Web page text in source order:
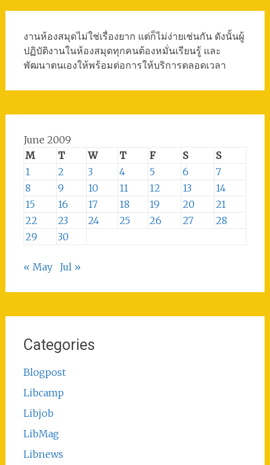
งานห้องสมุดไม่ใช่เรื่องยาก แต่ก็ไม่ง่ายเช่นกัน ดังนั้นผู้
ปฏิบัติงานในห้องสมุดทุกคนต้องหมั่นเรียนรู้ และ
พัฒนาตนเองให้พร้อมต่อการให้บริการตลอดเวลา
June 2009
M
T W T F S
S
1
2 3 4 5 6
7
8
9 10 11 12 13
14
15
16 17 18 19 20
21
22
23 24 25 26 27
28
29
30
« May Jul »
Categories
Blogpost
Libcamp
Libjob
LibMag
Libnews